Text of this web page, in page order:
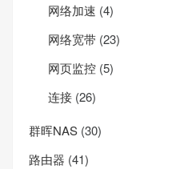
网络加速 (4)
网络宽带 (23)
网页监控 (5)
连接 (26)
群晖NAS (30)
路由器 (41)